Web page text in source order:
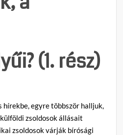
(1. rész)
hírekbe, egyre többször halljuk,
zsoldosok állásait
zsoldosok várják bírósági